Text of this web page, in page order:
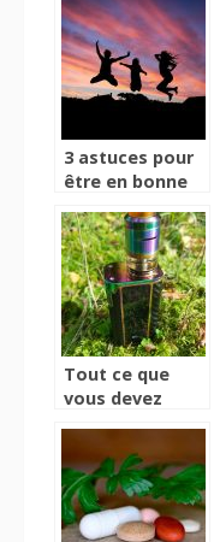
méthode
utiliser ?
3 astuces pour
être en bonne
prendre des
médicaments
Tout ce que
vous devez